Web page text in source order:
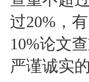
过20%，
10%论文
严谨诚实